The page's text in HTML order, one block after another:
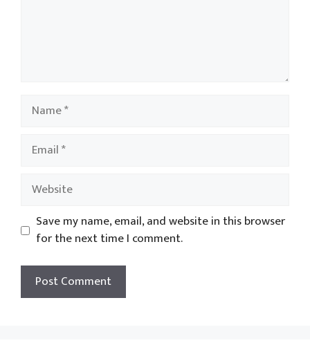
Name
Email
Website
Save my name, email, and website in this browser
for the next time I comment.